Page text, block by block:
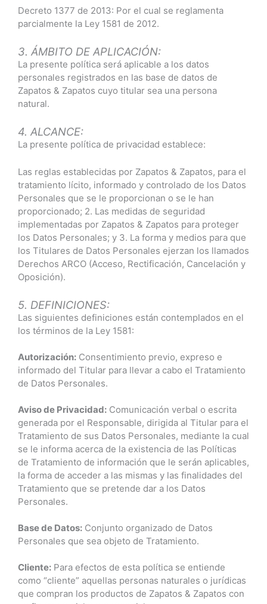
Decreto 1377 de 2013: Por el cual se reglamenta
parcialmente la Ley 1581 de 2012.
3. ÁMBITO DE APLICACIÓN:
La presente política será aplicable a los datos
personales registrados en las base de datos de
Zapatos & Zapatos cuyo titular sea una persona
natural.
4. ALCANCE:
La presente política de privacidad establece:
Las reglas establecidas por Zapatos & Zapatos, para el
tratamiento lícito, informado y controlado de los Datos
Personales que se le proporcionan o se le han
proporcionado; 2. Las medidas de seguridad
implementadas por Zapatos & Zapatos para proteger
los Datos Personales; y 3. La forma y medios para que
los Titulares de Datos Personales ejerzan los llamados
Derechos ARCO (Acceso, Rectificación, Cancelación y
Oposición).
5. DEFINICIONES:
Las siguientes definiciones están contemplados en el
los términos de la Ley 1581:
Autorización: Consentimiento previo, expreso e
informado del Titular para llevar a cabo el Tratamiento
de Datos Personales.
Aviso de Privacidad: Comunicación verbal o escrita
generada por el Responsable, dirigida al Titular para el
Tratamiento de sus Datos Personales, mediante la cual
se le informa acerca de la existencia de las Políticas
de Tratamiento de información que le serán aplicables,
la forma de acceder a las mismas y las finalidades del
Tratamiento que se pretende dar a los Datos
Personales.
Base de Datos: Conjunto organizado de Datos
Personales que sea objeto de Tratamiento.
Cliente: Para efectos de esta política se entiende
como “cliente” aquellas personas naturales o jurídicas
que compran los productos de Zapatos & Zapatos con